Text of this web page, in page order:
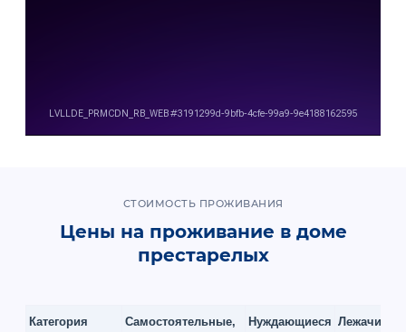
СТОИМОСТЬ ПРОЖИВАНИЯ
Цены на проживание в доме
престарелых
Категория
Самостоятельные,
Нуждающиеся Лежачие и